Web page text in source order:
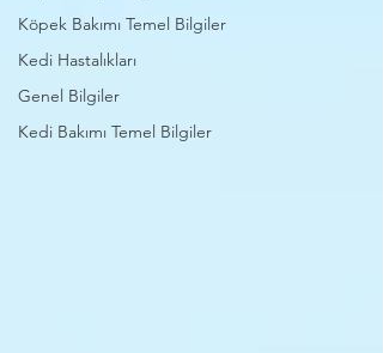
Köpek Bakımı Temel Bilgiler
Kedi Hastalıkları
Genel Bilgiler
Kedi Bakımı Temel Bilgiler